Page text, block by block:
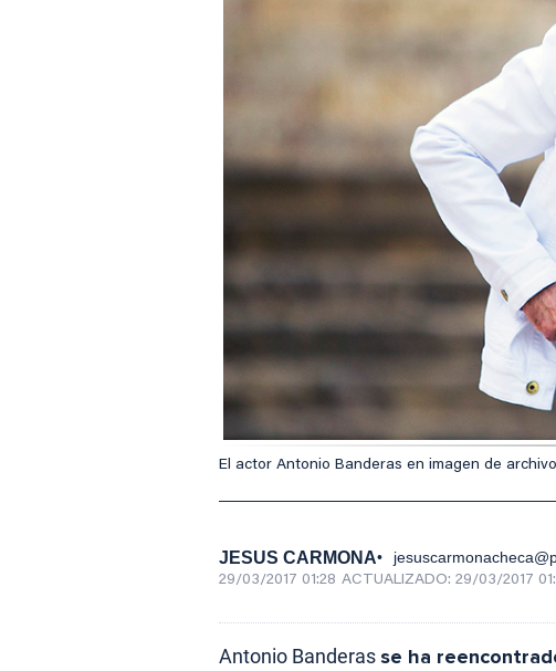
El actor Antonio Banderas en imagen de
JESUS CARMONA
29/03/2017 01:28 ACTUALIZADO: 29/03/2017
Antonio Banderas se ha